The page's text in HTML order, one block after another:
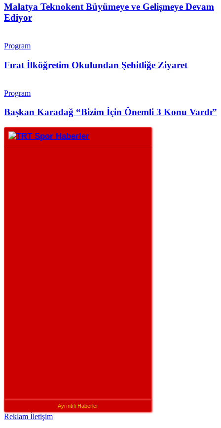
Malatya Teknokent Büyümeye ve Gelişmeye Devam
Ediyor
Program
Fırat İlköğretim Okulundan Şehitliğe Ziyaret
Program
Başkan Karadağ “Bizim İçin Önemli 3 Konu Vardı”
Ayrıntılı Haberler
Reklam İletişim